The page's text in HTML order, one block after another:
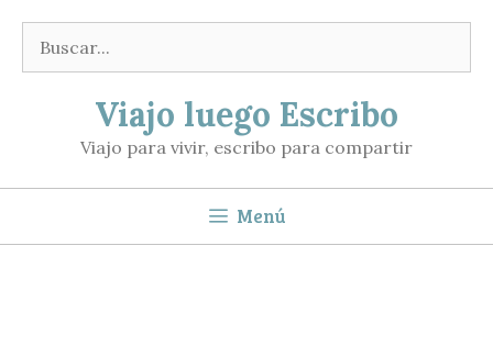
contenido
Buscar:
Viajo luego Escribo
Viajo para vivir, escribo para compartir
Menú